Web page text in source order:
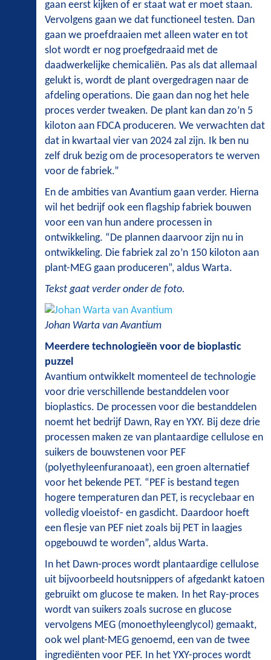
gaan eerst kijken of er staat wat er moet staan.
Vervolgens gaan we dat functioneel testen. Dan
gaan we proefdraaien met alleen water en tot
slot wordt er nog proefgedraaid met de
daadwerkelijke chemicaliën. Pas als dat allemaal
gelukt is, wordt de plant overgedragen naar de
afdeling operations. Die gaan dan nog het hele
proces verder tweaken. De plant kan dan zo’n 5
kiloton aan FDCA produceren. We verwachten dat
dat in kwartaal vier van 2024 zal zijn. Ik ben nu
zelf druk bezig om de procesoperators te werven
voor de fabriek.”
En de ambities van Avantium gaan verder. Hierna
wil het bedrijf ook een flagship fabriek bouwen
voor een van hun andere processen in
ontwikkeling. “De plannen daarvoor zijn nu in
ontwikkeling. Die fabriek zal zo’n 150 kiloton aan
plant-MEG gaan produceren”, aldus Warta.
Tekst gaat verder onder de foto.
Johan Warta van Avantium
Meerdere technologieën voor de bioplastic
puzzel
Avantium ontwikkelt momenteel de technologie
voor drie verschillende bestanddelen voor
bioplastics. De processen voor die bestanddelen
noemt het bedrijf Dawn, Ray en YXY. Bij deze drie
processen maken ze van plantaardige cellulose en
suikers de bouwstenen voor PEF
(polyethyleenfuranoaat), een groen alternatief
voor het bekende PET. “PEF is bestand tegen
hogere temperaturen dan PET, is recyclebaar en
volledig vloeistof- en gasdicht. Daardoor hoeft
een flesje van PEF niet zoals bij PET in laagjes
opgebouwd te worden”, aldus Warta.
In het Dawn-proces wordt plantaardige cellulose
uit bijvoorbeeld houtsnippers of afgedankt katoen
gebruikt om glucose te maken. In het Ray-proces
wordt van suikers zoals sucrose en glucose
vervolgens MEG (monoethyleenglycol) gemaakt,
ook wel plant-MEG genoemd, een van de twee
ingrediënten voor PEF. In het YXY-proces wordt